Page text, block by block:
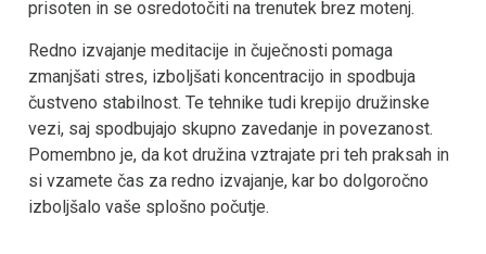
prisoten in se osredotočiti na trenutek brez motenj.
Redno izvajanje meditacije in čuječnosti pomaga
zmanjšati stres, izboljšati koncentracijo in spodbuja
čustveno stabilnost. Te tehnike tudi krepijo družinske
vezi, saj spodbujajo skupno zavedanje in povezanost.
Pomembno je, da kot družina vztrajate pri teh praksah in
si vzamete čas za redno izvajanje, kar bo dolgoročno
izboljšalo vaše splošno počutje.